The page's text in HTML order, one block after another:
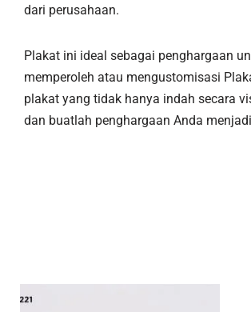
dari perusahaan.
Plakat ini ideal sebagai penghargaan
memperoleh atau mengustomisasi
plakat yang tidak hanya indah secara
dan buatlah penghargaan Anda